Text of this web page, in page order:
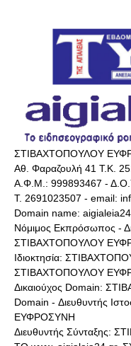
ΣΤΙΒΑΧΤΟΠΟΥΛΟΥ
Αθ. Φαραζουλή 41 Τ.Κ.
Α.Φ.Μ.: 999893467 -
Τ. 2691023507 - email:
Domain name:
Νόμιμος Εκπρόσωπος -
ΣΤΙΒΑΧΤΟΠΟΥΛΟΥ
Ιδιοκτησία:
ΣΤΙΒΑΧΤΟΠΟΥΛΟΥ
Δικαιούχος Domain:
Domain - Διευθυντής
ΕΥΦΡΟΣΥΝΗ
Διευθυντής Σύνταξης: